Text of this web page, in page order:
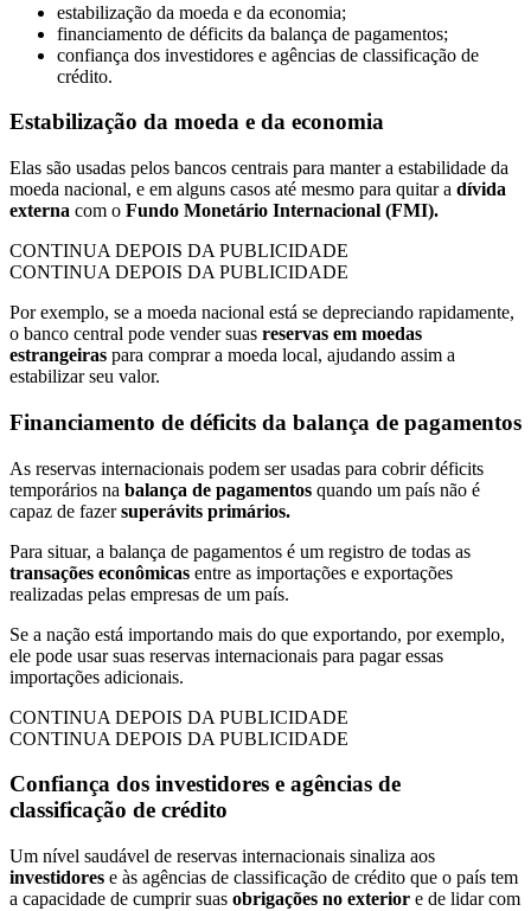
estabilização da moeda e da economia;
financiamento de déficits da balança de pagamentos;
confiança dos investidores e agências de classificação de
crédito.
Estabilização da moeda e da economia
Elas são usadas pelos bancos centrais para manter a estabilidade da
moeda nacional, e em alguns casos até mesmo para quitar a dívida
externa com o Fundo Monetário Internacional (FMI).
CONTINUA DEPOIS DA PUBLICIDADE
CONTINUA DEPOIS DA PUBLICIDADE
Por exemplo, se a moeda nacional está se depreciando rapidamente,
o banco central pode vender suas reservas em moedas
estrangeiras para comprar a moeda local, ajudando assim a
estabilizar seu valor.
Financiamento de déficits da balança de pagamentos
As reservas internacionais podem ser usadas para cobrir déficits
temporários na balança de pagamentos quando um país não é
capaz de fazersuperávits primários.
Para situar, a balança de pagamentos é um registro de todas as
transações econômicas entre as importações e exportações
realizadas pelas empresas de um país.
Se a nação está importando mais do que exportando, por exemplo,
ele pode usar suas reservas internacionais para pagar essas
importações adicionais.
CONTINUA DEPOIS DA PUBLICIDADE
CONTINUA DEPOIS DA PUBLICIDADE
Confiança dos investidores e agências de
classificação de crédito
Um nível saudável de reservas internacionais sinaliza aos
investidores e às agências de classificação de crédito que o país tem
a capacidade de cumprir suas obrigações no exterior e de lidar com